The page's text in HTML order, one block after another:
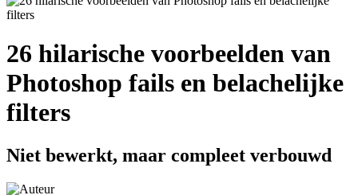
26 hilarische voorbeelden van
Photoshop fails en belachelijke
filters
Niet bewerkt, maar compleet verbouwd